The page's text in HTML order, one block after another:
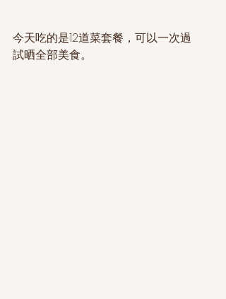
今天吃的是12道菜套餐，可以一次過
試晒全部美食。